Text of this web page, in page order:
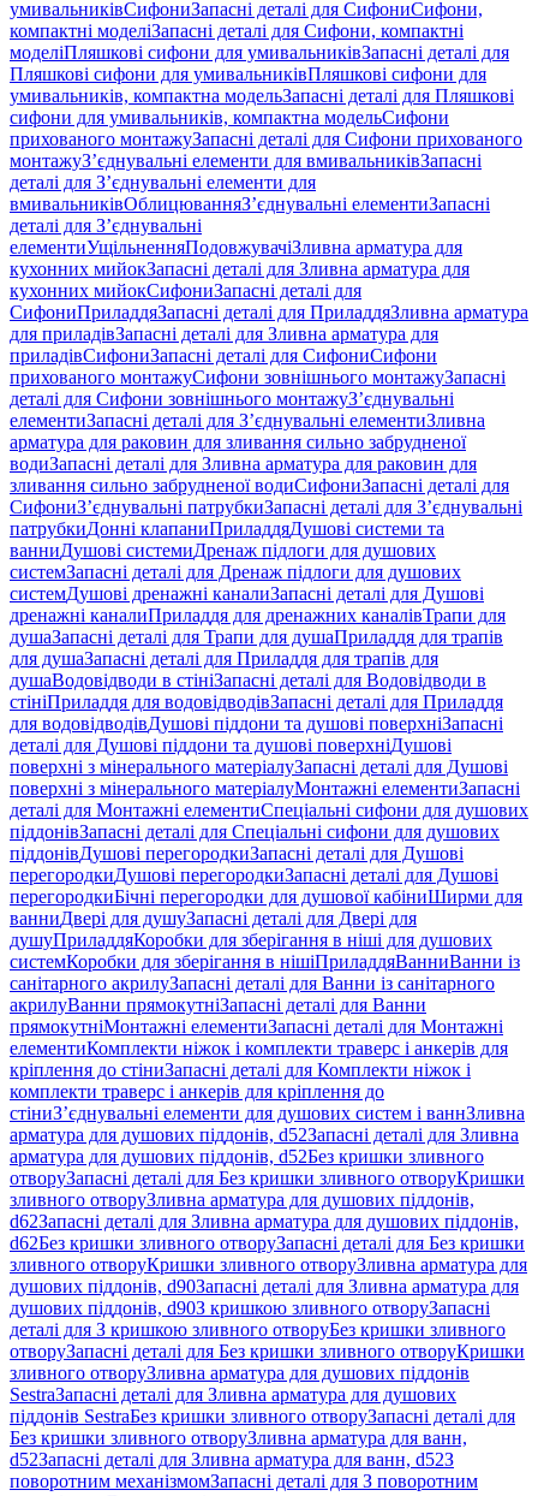
умивальниківСифониЗапасні деталі для СифониСифони,
компактні моделіЗапасні деталі для Сифони, компактні
моделіПляшкові сифони для умивальниківЗапасні деталі для
Пляшкові сифони для умивальниківПляшкові сифони для
умивальників, компактна модельЗапасні деталі для Пляшкові
сифони для умивальників, компактна модельСифони
прихованого монтажуЗапасні деталі для Сифони прихованого
монтажуЗ’єднувальні елементи для вмивальниківЗапасні
деталі для З’єднувальні елементи для
вмивальниківОблицюванняЗ’єднувальні елементиЗапасні
деталі для З’єднувальні
елементиУщільненняПодовжувачіЗливна арматура для
кухонних мийокЗапасні деталі для Зливна арматура для
кухонних мийокСифониЗапасні деталі для
СифониПриладдяЗапасні деталі для ПриладдяЗливна арматура
для приладівЗапасні деталі для Зливна арматура для
приладівСифониЗапасні деталі для СифониСифони
прихованого монтажуСифони зовнішнього монтажуЗапасні
деталі для Сифони зовнішнього монтажуЗ’єднувальні
елементиЗапасні деталі для З’єднувальні елементиЗливна
арматура для раковин для зливання сильно забрудненої
водиЗапасні деталі для Зливна арматура для раковин для
зливання сильно забрудненої водиСифониЗапасні деталі для
СифониЗ’єднувальні патрубкиЗапасні деталі для З’єднувальні
патрубкиДонні клапаниПриладдяДушові системи та
ванниДушові системиДренаж підлоги для душових
системЗапасні деталі для Дренаж підлоги для душових
системДушові дренажні каналиЗапасні деталі для Душові
дренажні каналиПриладдя для дренажних каналівТрапи для
душаЗапасні деталі для Трапи для душаПриладдя для трапів
для душаЗапасні деталі для Приладдя для трапів для
душаВодовідводи в стініЗапасні деталі для Водовідводи в
стініПриладдя для водовідводівЗапасні деталі для Приладдя
для водовідводівДушові піддони та душові поверхніЗапасні
деталі для Душові піддони та душові поверхніДушові
поверхні з мінерального матеріалуЗапасні деталі для Душові
поверхні з мінерального матеріалуМонтажні елементиЗапасні
деталі для Монтажні елементиСпеціальні сифони для душових
піддонівЗапасні деталі для Спеціальні сифони для душових
піддонівДушові перегородкиЗапасні деталі для Душові
перегородкиДушові перегородкиЗапасні деталі для Душові
перегородкиБічні перегородки для душової кабіниШирми для
ванниДвері для душуЗапасні деталі для Двері для
душуПриладдяКоробки для зберігання в ніші для душових
системКоробки для зберігання в нішіПриладдяВанниВанни із
санітарного акрилуЗапасні деталі для Ванни із санітарного
акрилуВанни прямокутніЗапасні деталі для Ванни
прямокутніМонтажні елементиЗапасні деталі для Монтажні
елементиКомплекти ніжок і комплекти траверс і анкерів для
кріплення до стіниЗапасні деталі для Комплекти ніжок і
комплекти траверс і анкерів для кріплення до
стіниЗ’єднувальні елементи для душових систем і ваннЗливна
арматура для душових піддонів, d52Запасні деталі для Зливна
арматура для душових піддонів, d52Без кришки зливного
отворуЗапасні деталі для Без кришки зливного отворуКришки
зливного отворуЗливна арматура для душових піддонів,
d62Запасні деталі для Зливна арматура для душових піддонів,
d62Без кришки зливного отворуЗапасні деталі для Без кришки
зливного отворуКришки зливного отворуЗливна арматура для
душових піддонів, d90Запасні деталі для Зливна арматура для
душових піддонів, d90З кришкою зливного отворуЗапасні
деталі для З кришкою зливного отворуБез кришки зливного
отворуЗапасні деталі для Без кришки зливного отворуКришки
зливного отворуЗливна арматура для душових піддонів
SestraЗапасні деталі для Зливна арматура для душових
піддонів SestraБез кришки зливного отворуЗапасні деталі для
Без кришки зливного отворуЗливна арматура для ванн,
d52Запасні деталі для Зливна арматура для ванн, d52З
поворотним механізмомЗапасні деталі для З поворотним